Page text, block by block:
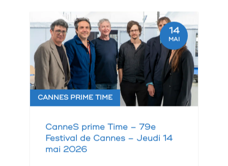
14
MAI
CANNES PRIME TIME
CanneS prime Time – 79e
Festival de Cannes – Jeudi 14
mai 2026